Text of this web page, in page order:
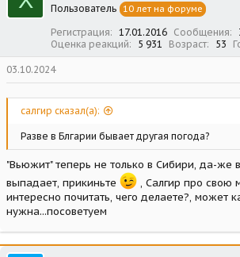
и
Пользователь 10 лет на форуме
Регистрация 17.01.2016 Сообщения
Оценка реакций
5 931 Возраст 53
03.10.2024
салгир сказал(а):
Разве в Блгарии бывает другая погода?
"Вьюжит" теперь не только в Сибири, да-же в
выпадает, прикиньте
, Салгир про свою
интересно почитать, чего делаете?, может
нужна...посоветуем